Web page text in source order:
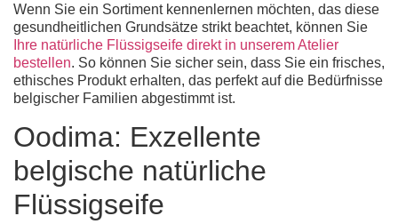
Wenn Sie ein Sortiment kennenlernen möchten, das diese
gesundheitlichen Grundsätze strikt beachtet, können Sie
Ihre natürliche Flüssigseife direkt in unserem Atelier
bestellen. So können Sie sicher sein, dass Sie ein frisches,
ethisches Produkt erhalten, das perfekt auf die Bedürfnisse
belgischer Familien abgestimmt ist.
Oodima: Exzellente
belgische natürliche
Flüssigseife